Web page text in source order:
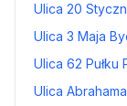
Ulica 20
Ulica 3 Maja
Ulica 62
Ulica